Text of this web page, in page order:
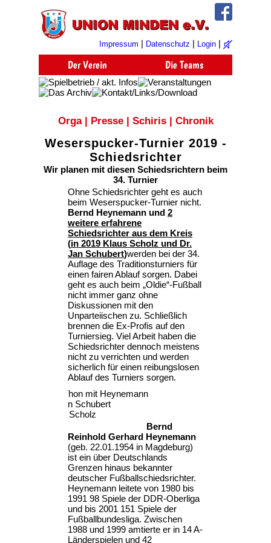
Impressum | Datenschutz | Login |
Orga| Presse| Schiris| Chronik
Weserspucker-Turnier 2019 -
Schiedsrichter
Wir planen mit diesen Schiedsrichtern beim
34. Turnier
Ohne Schiedsrichter geht es auch
beim Weserspucker-Turnier nicht.
Bernd Heynemann und 2
weitere erfahrene
Schiedsrichter aus dem Kreis
(in 2019 Klaus Scholz und Dr.
Jan Schubert)werden bei der 34.
Auflage des Traditionsturniers für
einen fairen Ablauf sorgen. Dabei
geht es auch beim „Oldie“-Fußball
nicht immer ganz ohne
Diskussionen mit den
Unparteiischen zu. Schließlich
brennen die Ex-Profis auf den
Turniersieg. Viel Arbeit haben die
Schiedsrichter dennoch meistens
nicht zu verrichten und werden
sicherlich für einen reibungslosen
Ablauf des Turniers sorgen.
Olaf Thon mit Heynemann
Dr. Jan Schubert
Klaus Scholz
Bernd
Reinhold Gerhard Heynemann
(geb. 22.01.1954 in Magdeburg)
ist ein über Deutschlands
Grenzen hinaus bekannter
deutscher Fußballschiedsrichter.
Heynemann leitete von 1980 bis
1991 98 Spiele der DDR-Oberliga
und bis 2001 151 Spiele der
Fußballbundesliga. Zwischen
1988 und 1999 amtierte er in 14 A-
Länderspielen und 42